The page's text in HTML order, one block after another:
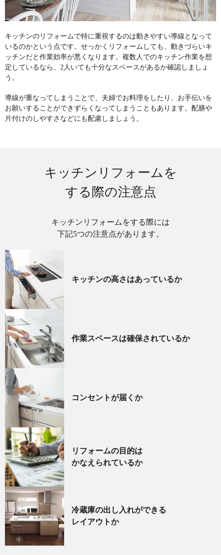
キッチンのリフォームで特に重視するのは動きやすい導線となって
いるのかという点です。せっかくリフォームしても、動きづらいキ
ッチンだと作業効率が悪くなります。複数人でのキッチン作業を想
定しているなら、2人いても十分なスペースがあるか確認しましょ
う。
導線が重なってしまうことで、夫婦でお料理をしたり、お手伝いを
お願いすることができずらくなってしまうこともあります。配膳や
片付けのしやすさなどにも配慮しましょう。
キッチンリフォームを
する際の注意点
キッチンリフォームをする際には
下記5つの注意点があります。
キッチンの高さはあっているか
作業スペースは確保されているか
コンセントが届くか
リフォームの目的は
かなえられているか
冷蔵庫の出し入れができる
レイアウトか